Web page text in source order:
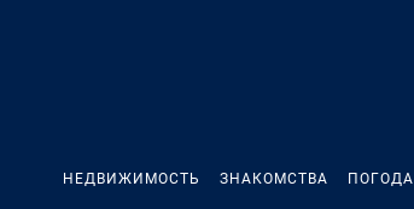
НЕДВИЖИМОСТЬ ЗНАКОМСТВА ПОГОДА